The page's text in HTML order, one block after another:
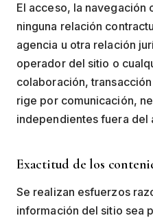
El acceso, la navegación
ninguna relación
agencia u otra relación
operador del sitio o
colaboración,
rige por comunicación,
independientes fuera del
Exactitud de los
Se realizan esfuerzos
información del sitio sea